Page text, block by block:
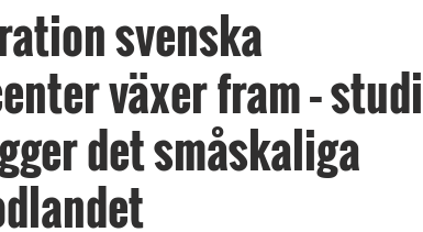
svenska
växer fram –
det småskaliga